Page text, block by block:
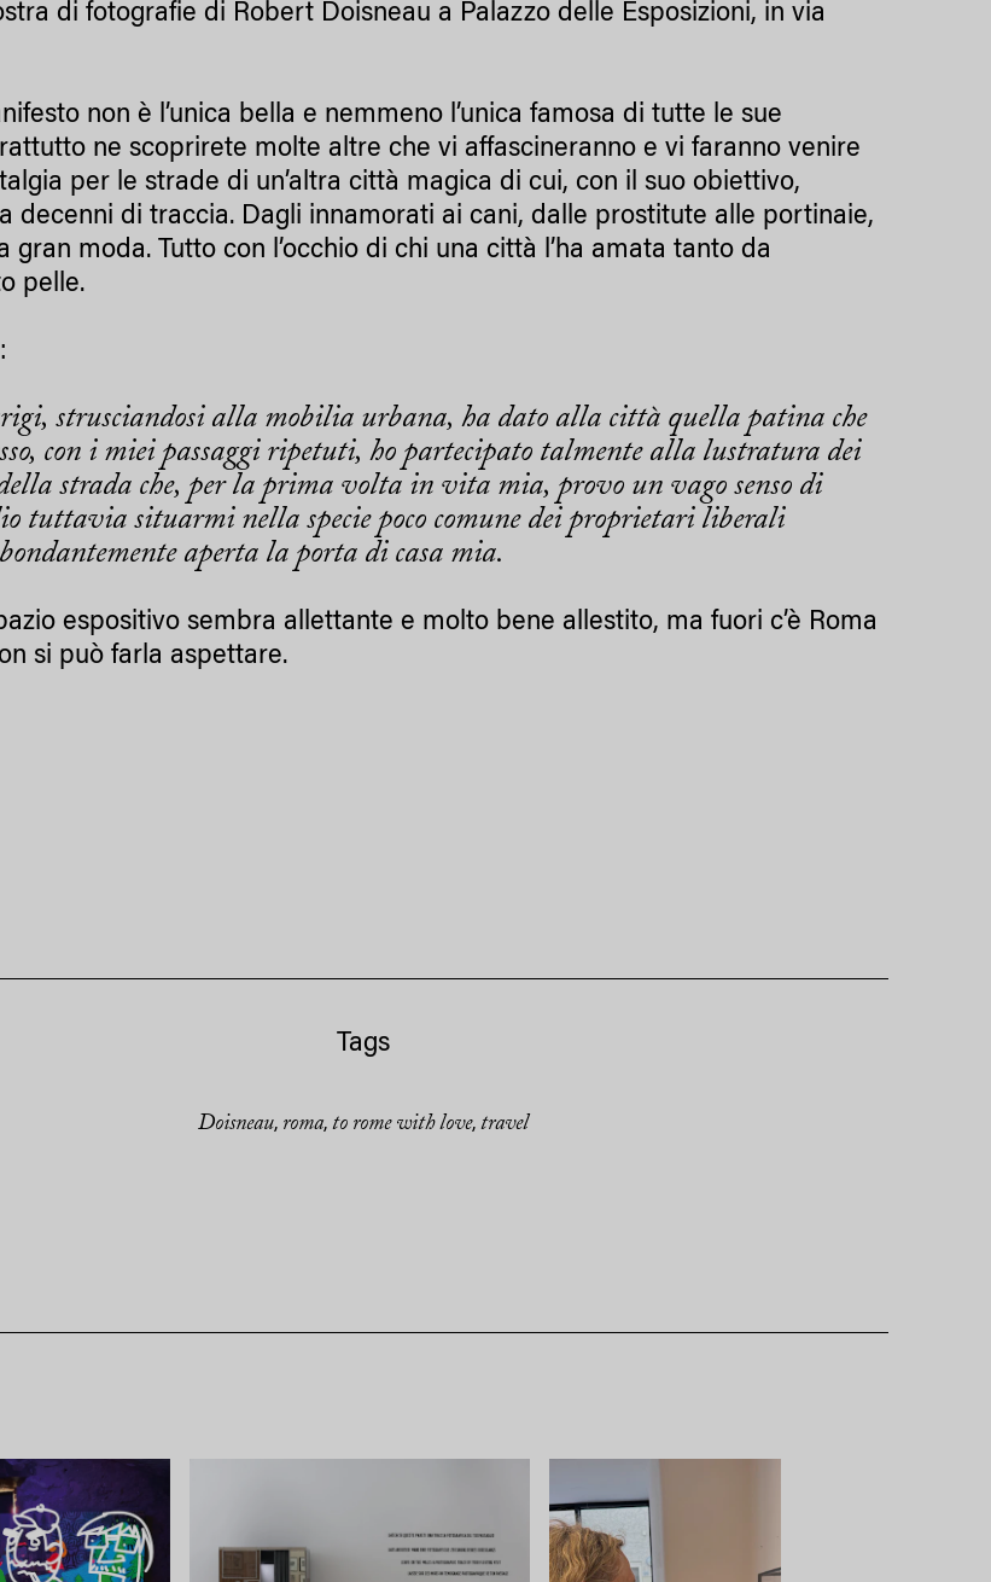
di fotografie di Robert Doisneau a Palazzo delle Esposizioni, in via
non è l’unica bella e nemmeno l’unica famosa di tutte le sue
ne scoprirete molte altre che vi affascineranno e vi faranno venire
per le strade di un’altra città magica di cui, con il suo obiettivo,
decenni di traccia. Dagli innamorati ai cani, dalle prostitute alle portinaie,
gran moda. Tutto con l’occhio di chi una città l’ha amata tanto da
pelle.
strusciandosi alla mobilia urbana, ha dato alla città quella patina che
con i miei passaggi ripetuti, ho partecipato talmente alla lustratura dei
strada che, per la prima volta in vita mia, provo un vago senso di
tuttavia situarmi nella specie poco comune dei proprietari liberali
aperta la porta di casa mia.
espositivo sembra allettante e molto bene allestito, ma fuori c’è Roma
si può farla aspettare.
Tags
Doisneau, roma, to rome with love, travel